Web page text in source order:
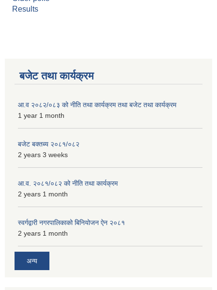
Results
बजेट तथा कार्यक्रम
आ.व २०८२/०८३ को नीति तथा कार्यक्रम तथा बजेट तथा कार्यक्रम
1 year 1 month
बजेट बक्तब्य २०८१/०८२
2 years 3 weeks
आ.व. २०८१/०८२ को नीति तथा कार्यक्रम
2 years 1 month
स्वर्गद्वारी नगरपालिकाको बिनियोजन ऐन २०८१
2 years 1 month
अन्य